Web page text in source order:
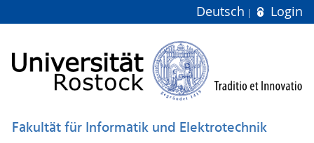
Deutsch Login
Fakultät für Informatik und Elektrotechnik